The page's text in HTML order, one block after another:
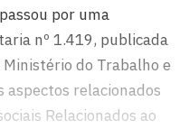
por uma
nº 1.419, publicada
Ministério do Trabalho e
aspectos relacionados
Relacionados ao